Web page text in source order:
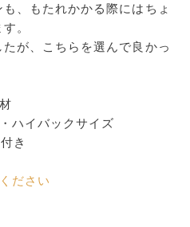
、もたれかかる際にはちょ
。
が、こちらを選んで良かっ
ハイバックサイズ
き
ださい